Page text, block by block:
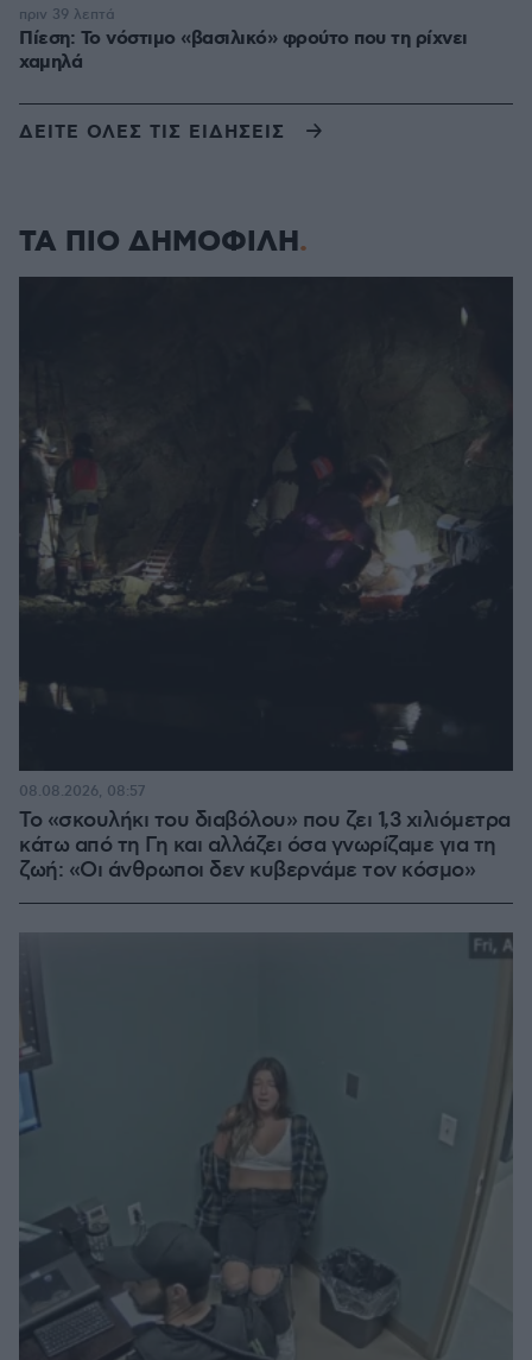
Πίεση: Το νόστιμο «βασιλικό» φρούτο που τη ρίχνει
χαμηλά
πριν 39 λεπτά
ΔΕΙΤΕ ΟΛΕΣ ΤΙΣ ΕΙΔΗΣΕΙΣ
ΤΑ ΠΙΟ ΔΗΜΟΦΙΛΗ
Το «σκουλήκι του διαβόλου» που ζει 1,3 χιλιόμετρα
κάτω από τη Γη και αλλάζει όσα γνωρίζαμε για τη
ζωή: «Οι άνθρωποι δεν κυβερνάμε τον κόσμο»
08.08.2026, 08:57